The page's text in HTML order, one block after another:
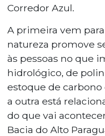
Corredor Azul.
A primeira vem
natureza promove
às pessoas no que
hidrológico, de
estoque de carbono
a outra está
do que vai
Bacia do Alto